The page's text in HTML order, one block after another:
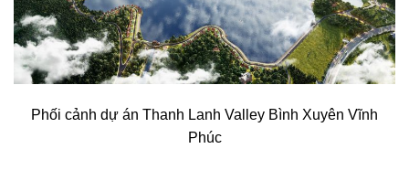
Phối cảnh dự án Thanh Lanh Valley Bình Xuyên Vĩnh
Phúc